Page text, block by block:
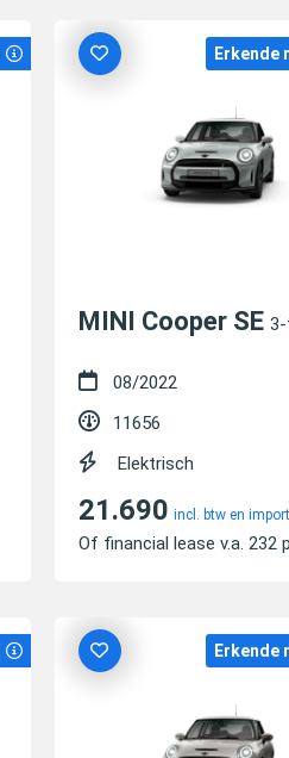
Erkende
MINI Cooper SE 3-
08/2022
11656
Elektrisch
21.690 incl. btw en import
Of financial lease v.a. 232
Erkende